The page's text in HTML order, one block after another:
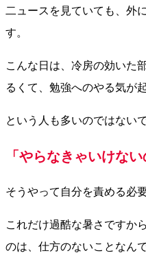
二ュースを見ていても、外
す。
こんな日は、冷房の効いた
るくて、勉強へのやる気
という人も多いのではない
「やらなきゃいけな
そうやって自分を責める必
これだけ過酷な暑さですか
のは、仕方のないことなんで